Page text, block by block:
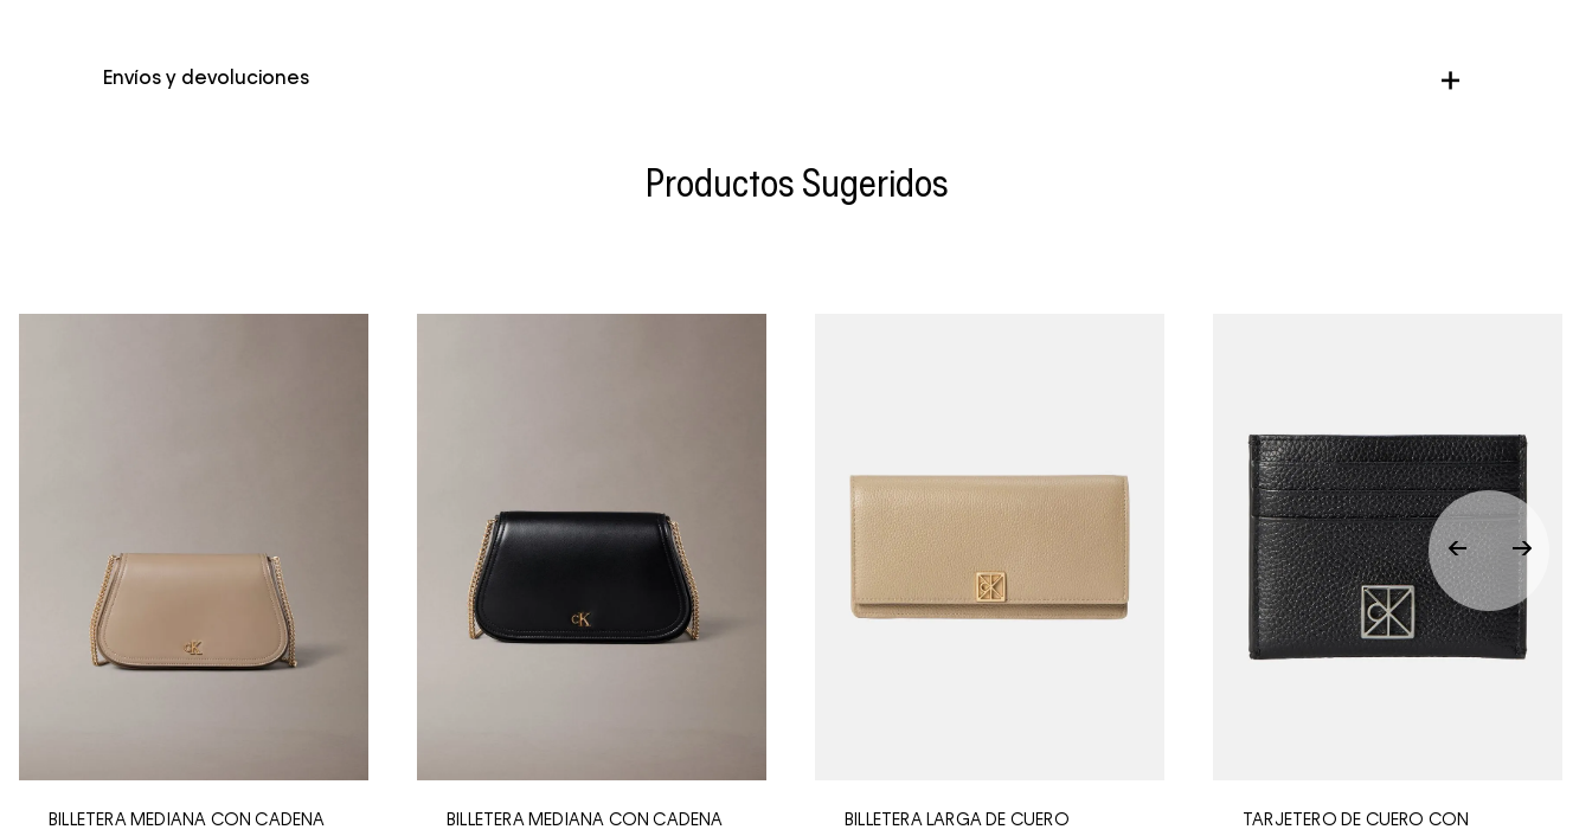
Envíos y devoluciones
Productos Sugeridos
BILLETERA MEDIANA CON CADENA BILLETERA MEDIANA CON CADENA BILLETERA LARGA DE CUERO
TARJETERO DE CUERO CON